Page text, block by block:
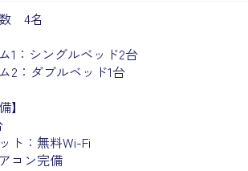
4名
1：シングルベッド2台
2：ダブルベッド1台
】
ト：無料Wi-Fi
コン完備